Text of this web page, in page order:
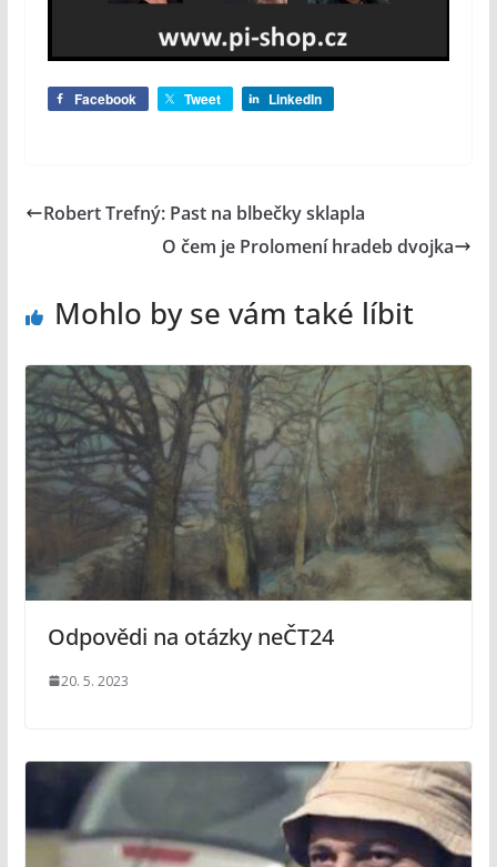
Facebook Tweet LinkedIn
Robert Trefný: Past na blbečky sklapla
O čem je Prolomení hradeb dvojka
Mohlo by se vám také líbit
Odpovědi na otázky neČT24
20. 5. 2023